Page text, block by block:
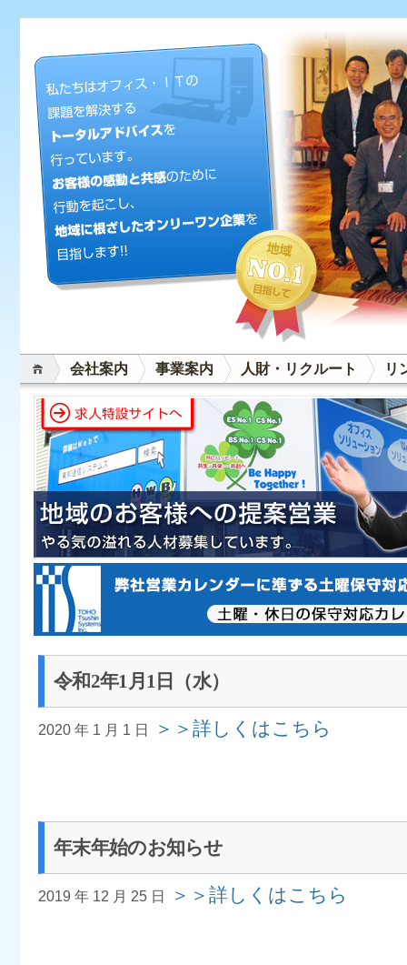
会社案内 事業案内 人財・リクルート リ
令和2年1月1日（水）
2020 年 1 月 1 日 ＞＞詳しくはこちら
年末年始のお知らせ
2019 年 12 月 25 日 ＞＞詳しくはこちら